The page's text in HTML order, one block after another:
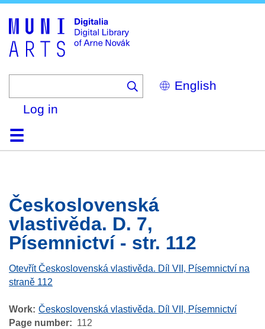
Select
your
Log in
HomeBrowse
Search
About
HelpContactDigitalia
Československá
vlastivěda. D. 7,
Písemnictví - str. 112
Otevřít Československá vlastivěda. Díl VII, Písemnictví na
straně 112
Work Československá vlastivěda. Díl VII, Písemnictví
Page number
112